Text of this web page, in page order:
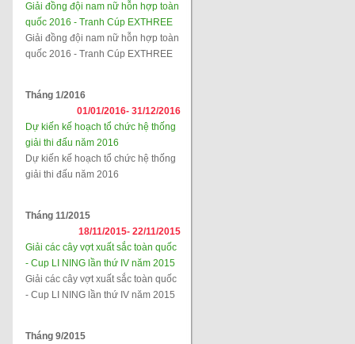
Giải đồng đội nam nữ hỗn hợp toàn
quốc 2016 - Tranh Cúp EXTHREE
Giải đồng đội nam nữ hỗn hợp toàn
quốc 2016 - Tranh Cúp EXTHREE
Tháng 1/2016
01/01/2016- 31/12/2016
Dự kiến kế hoạch tổ chức hệ thống
giải thi đấu năm 2016
Dự kiến kế hoạch tổ chức hệ thống
giải thi đấu năm 2016
Tháng 11/2015
18/11/2015- 22/11/2015
Giải các cây vợt xuất sắc toàn quốc
- Cup LI NING lần thứ IV năm 2015
Giải các cây vợt xuất sắc toàn quốc
- Cup LI NING lần thứ IV năm 2015
Tháng 9/2015